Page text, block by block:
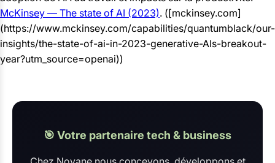
McKinsey — The state of AI (2023). ([mckinsey.com]
(https://www.mckinsey.com/capabilities/quantumblack/our-
insights/the-state-of-ai-in-2023-generative-AIs-breakout-
year?utm_source=openai))
🎯 Votre partenaire tech & business